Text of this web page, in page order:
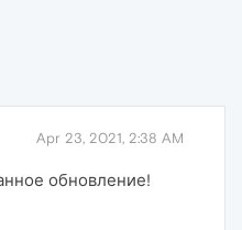
Apr 23, 2021, 2:38 AM
обновление!